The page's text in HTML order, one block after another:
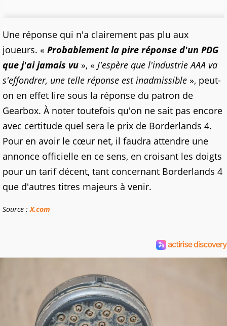
Une réponse qui n'a clairement pas plu aux
joueurs. « Probablement la pire réponse d'un PDG
que j'ai jamais vu », « J'espère que l'industrie AAA va
s'effondrer, une telle réponse est inadmissible », peut-
on en effet lire sous la réponse du patron de
Gearbox. À noter toutefois qu'on ne sait pas encore
avec certitude quel sera le prix de Borderlands 4.
Pour en avoir le cœur net, il faudra attendre une
annonce officielle en ce sens, en croisant les doigts
pour un tarif décent, tant concernant Borderlands 4
que d'autres titres majeurs à venir.
Source :X.com